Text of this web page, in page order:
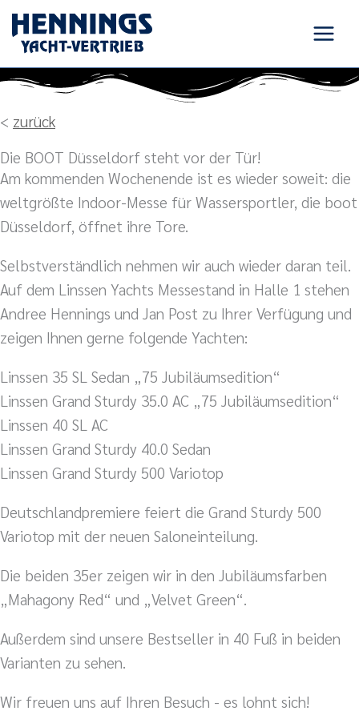
Zum
Inhalt
springen
< zurück
Die BOOT Düsseldorf steht vor der Tür!
Am kommenden Wochenende ist es wieder soweit: die
weltgrößte Indoor-Messe für Wassersportler, die boot
Düsseldorf, öffnet ihre Tore.
Selbstverständlich nehmen wir auch wieder daran teil.
Auf dem Linssen Yachts Messestand in Halle 1 stehen
Andree Hennings und Jan Post zu Ihrer Verfügung und
zeigen Ihnen gerne folgende Yachten:
Linssen 35 SL Sedan „75 Jubiläumsedition“
Linssen Grand Sturdy 35.0 AC „75 Jubiläumsedition“
Linssen 40 SL AC
Linssen Grand Sturdy 40.0 Sedan
Linssen Grand Sturdy 500 Variotop
Deutschlandpremiere feiert die Grand Sturdy 500
Variotop mit der neuen Saloneinteilung.
Die beiden 35er zeigen wir in den Jubiläumsfarben
„Mahagony Red“ und „Velvet Green“.
Außerdem sind unsere Bestseller in 40 Fuß in beiden
Varianten zu sehen.
Wir freuen uns auf Ihren Besuch - es lohnt sich!